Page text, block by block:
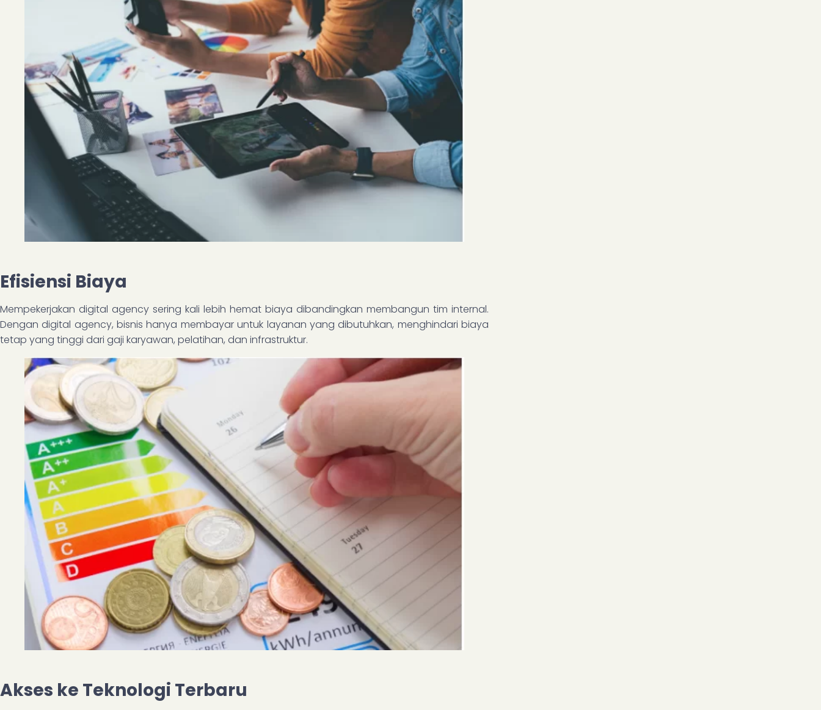
Efisiensi Biaya
Mempekerjakan digital agency sering kali lebih hemat biaya dibandingkan membangun tim internal.
Dengan digital agency, bisnis hanya membayar untuk layanan yang dibutuhkan, menghindari biaya
tetap yang tinggi dari gaji karyawan, pelatihan, dan infrastruktur.
Akses ke Teknologi Terbaru